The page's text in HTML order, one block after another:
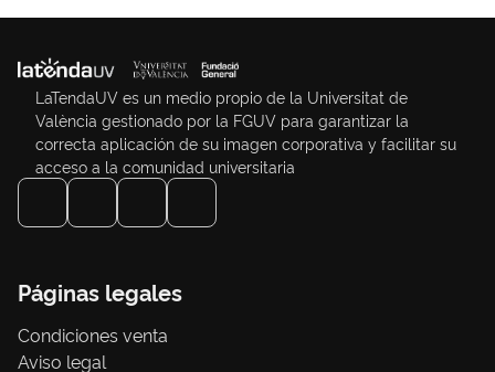
LaTendaUV es un medio propio de la Universitat de
València gestionado por la FGUV para garantizar la
correcta aplicación de su imagen corporativa y facilitar su
acceso a la comunidad universitaria
Páginas legales
Condiciones venta
Aviso legal